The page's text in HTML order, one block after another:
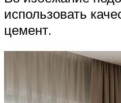
использовать
цемент.